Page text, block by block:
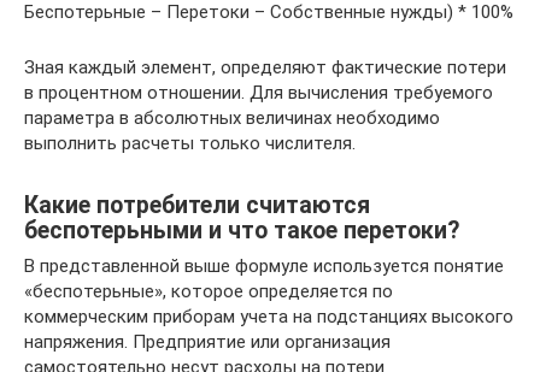
Беспотерьные – Перетоки – Собственные нужды) * 100%
Зная каждый элемент, определяют фактические потери
в процентном отношении. Для вычисления требуемого
параметра в абсолютных величинах необходимо
выполнить расчеты только числителя.
Какие потребители считаются
беспотерьными и что такое перетоки?
В представленной выше формуле используется понятие
«беспотерьные», которое определяется по
коммерческим приборам учета на подстанциях высокого
напряжения. Предприятие или организация
самостоятельно несут расходы на потери